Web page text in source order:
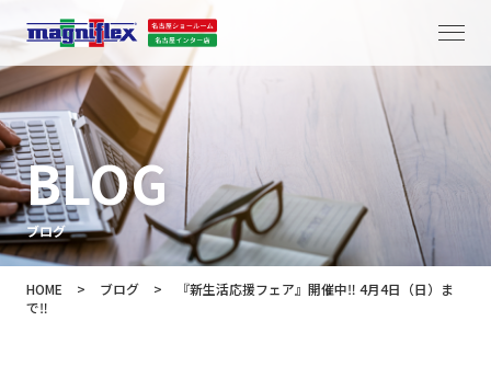
BLOG
ブログ
HOME > ブログ >
『新生活応援フェア』開催中‼ 4月4日（日）ま
で‼